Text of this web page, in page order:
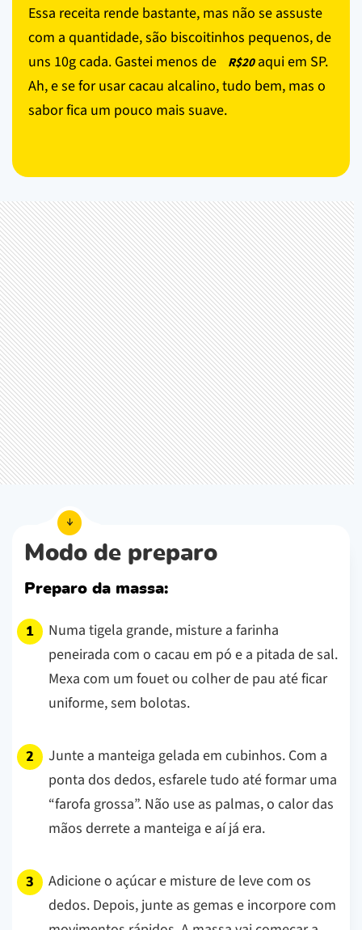
Essa receita rende bastante, mas não se assuste
com a quantidade, são biscoitinhos pequenos, de
uns 10g cada. Gastei menos de
R$20aqui em SP.
Ah, e se for usar cacau alcalino, tudo bem, mas o
sabor fica um pouco mais suave.
Modo de preparo
Preparo da massa:
Numa tigela grande, misture a farinha
peneirada com o cacau em pó e a pitada de sal.
Mexa com um fouet ou colher de pau até ficar
uniforme, sem bolotas.
Junte a manteiga gelada em cubinhos. Com a
ponta dos dedos, esfarele tudo até formar uma
“farofa grossa”. Não use as palmas, o calor das
mãos derrete a manteiga e aí já era.
Adicione o açúcar e misture de leve com os
dedos. Depois, junte as gemas e incorpore com